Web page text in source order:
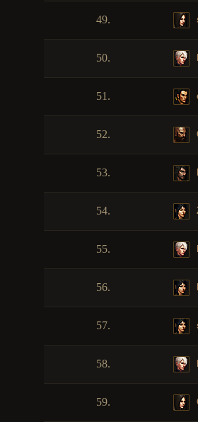
49.
50.
51.
52.
53.
54.
55.
56.
57.
58.
59.